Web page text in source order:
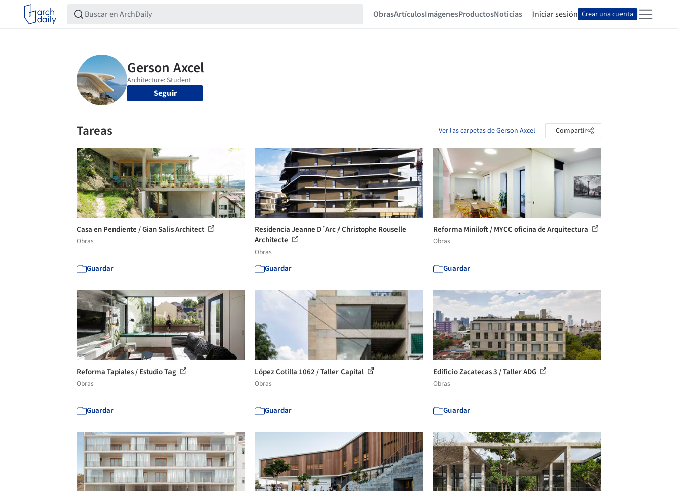
ObrasArtículosImágenesProductosNoticias Iniciar sesión Crear una cuenta
Seguir
Tareas Ver las carpetas de Gerson Axcel Compartir
Casa en Pendiente / Gian Salis Architect
Obras
Guardar
Residencia Jeanne D´Arc / Christophe Rouselle
Architecte
Obras
Guardar
Reforma Miniloft / MYCC oficina de Arquitectura
Obras
Guardar
Reforma Tapiales / Estudio Tag
Obras
Guardar
López Cotilla 1062 / Taller Capital
Obras
Guardar
Edificio Zacatecas 3 / Taller ADG
Obras
Guardar